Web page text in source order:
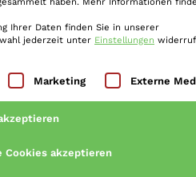
Die
Financial Action
Ihrer Daten finden Sie in unserer
jederzeit unter Einstellungen
für die eine
Marketing Externe
Cookies akzeptieren